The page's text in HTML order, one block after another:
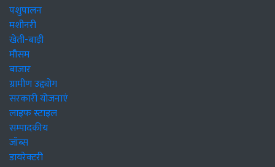
पशुपालन
मशीनरी
खेती-बाड़ी
मौसम
बाजार
ग्रामीण उद्द्योग
सरकारी योजनाएं
लाइफ स्टाइल
सम्पादकीय
जॉब्स
डायरेक्टरी